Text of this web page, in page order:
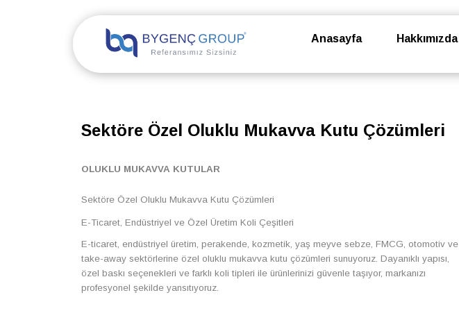
Sektöre Özel Oluklu Mukavva Kutu Çözümleri
OLUKLU MUKAVVA KUTULAR
Sektöre Özel Oluklu Mukavva Kutu Çözümleri
E-Ticaret, Endüstriyel ve Özel Üretim Koli Çeşitleri
E-ticaret, endüstriyel üretim, perakende, kozmetik, yaş meyve sebze, FMCG, otomotiv ve
take-away sektörlerine özel oluklu mukavva kutu çözümleri sunuyoruz. Dayanıklı yapısı,
özel baskı seçenekleri ve farklı koli tipleri ile ürünlerinizi güvenle taşıyor, markanızı
profesyonel şekilde yansıtıyoruz.
Anasayfa Hakkımızda